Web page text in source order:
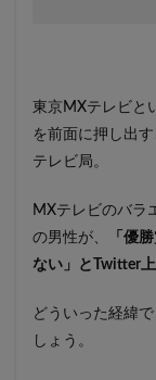
東京MXテレビと
を前面に押し出
テレビ局。
MXテレビのバラ
の男性が、
「優
ない」とTwitter
どういった経緯
しょう。